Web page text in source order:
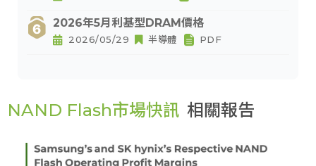
2026年5月利基型DRAM價格
2026/05/29 半導體 PDF
NAND Flash市場快訊 相關報告